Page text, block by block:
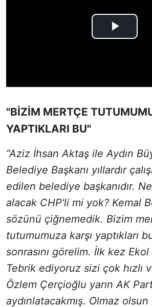
"BİZİM MERTÇE
YAPTIKLARI BU"
“Aziz İhsan Aktaş ile Aydın
Belediye Başkanı yıllardır
edilen belediye başkanıdır.
alacak CHP'li mi yok? Kemal
sözünü çiğnemedik. Bizim
tutumumuza karşı yaptıkları
sonrasını görelim. İlk kez
Tebrik ediyoruz sizi çok hızlı
Özlem Çerçioğlu yarın AK
aydınlatacakmış. Olmaz